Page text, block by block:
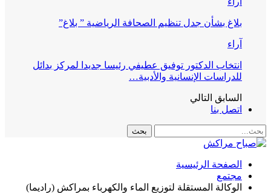
بلاغ بشأن جدل تنظيم الصحافة الرياضية ” بلاغ”
آراء
انتخاب الدكتور توفيق عطيفي رئيسا جديدا لمركز بدائل
للدراسات الإنسانية والأدبية…
السابق التالي
اتصل بنا
الصفحة الرئيسية
مجتمع
الوكالة المستقلة لتوزيع الماء والكهرباء بمراكش (راديما)